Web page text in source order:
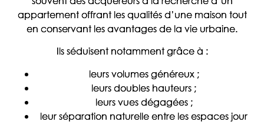
appartement offrant les qualités d’une maison tout
en conservant les avantages de la vie urbaine.
Ils séduisent notamment grâce à :
leurs volumes généreux ;
leurs doubles hauteurs ;
leurs vues dégagées ;
leur séparation naturelle entre les espaces jour